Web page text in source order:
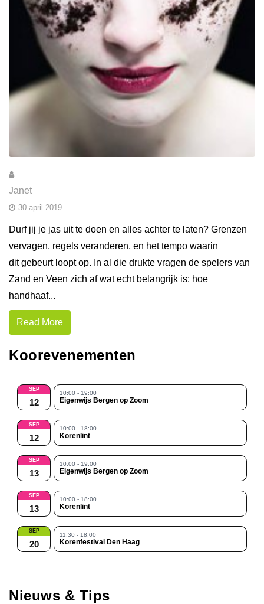
Janet
30 april 2019
Durf jij je jas uit te doen en alles achter te laten? Grenzen
vervagen, regels veranderen, en het tempo waarin
dit gebeurt loopt op. In al die drukte vragen de spelers van
Zand en Veen zich af wat echt belangrijk is: hoe
handhaaf...
Read More
Koorevenementen
SEP
12
10:00 - 19:00
Eigenwijs Bergen op Zoom
SEP
12
10:00 - 18:00
Korenlint
SEP
13
10:00 - 19:00
Eigenwijs Bergen op Zoom
SEP
13
10:00 - 18:00
Korenlint
SEP
20
11:30 - 18:00
Korenfestival Den Haag
Nieuws & Tips